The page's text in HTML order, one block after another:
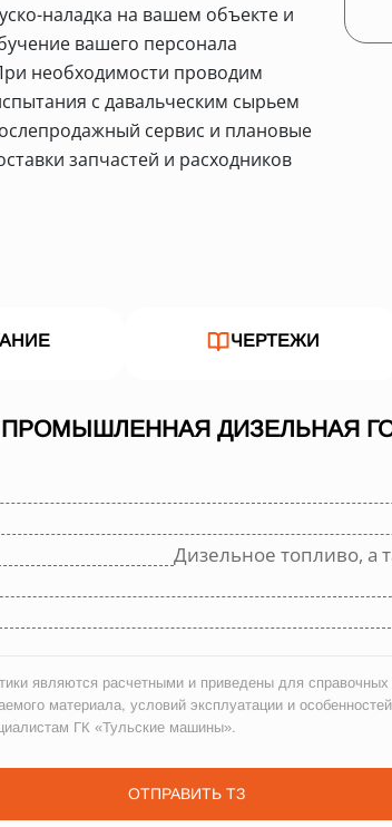
наладка на вашем объекте и
вашего персонала
необходимости проводим
с давальческим сырьем
сервис и плановые
запчастей и расходников
ЧЕРТЕЖИ
ДИЗЕЛЬНАЯ
Дизельное топливо, а
являются расчетными и приведены для
материала, условий эксплуатации и
ГК «Тульские машины».
ОТПРАВИТЬ ТЗ